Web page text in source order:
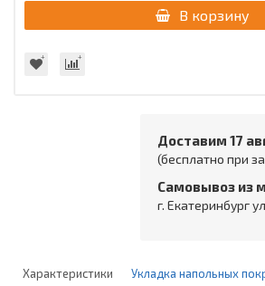
В корзину
Доставим 17
(бесплатно при
Самовывоз из
г. Екатеринбург
Характеристики Укладка напольных